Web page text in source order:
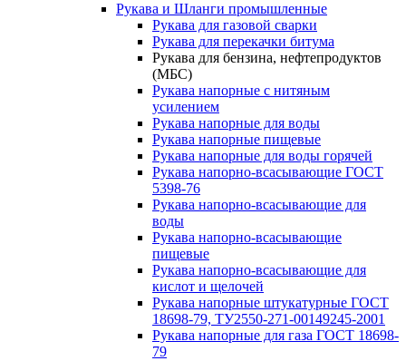
Рукава и Шланги промышленные
Рукава для газовой сварки
Рукава для перекачки битума
Рукава для бензина, нефтепродуктов
(МБС)
Рукава напорные с нитяным
усилением
Рукава напорные для воды
Рукава напорные пищевые
Рукава напорные для воды горячей
Рукава напорно-всасывающие ГОСТ
5398-76
Рукава напорно-всасывающие для
воды
Рукава напорно-всасывающие
пищевые
Рукава напорно-всасывающие для
кислот и щелочей
Рукава напорные штукатурные ГОСТ
18698-79, ТУ2550-271-00149245-2001
Рукава напорные для газа ГОСТ 18698-
79